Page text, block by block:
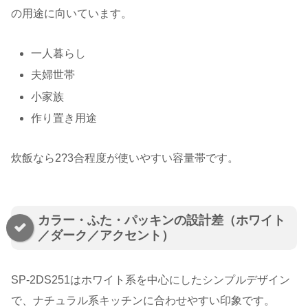
の用途に向いています。
一人暮らし
夫婦世帯
小家族
作り置き用途
炊飯なら2?3合程度が使いやすい容量帯です。
カラー・ふた・パッキンの設計差（ホワイト
／ダーク／アクセント）
SP-2DS251はホワイト系を中心にしたシンプルデザイン
で、ナチュラル系キッチンに合わせやすい印象です。